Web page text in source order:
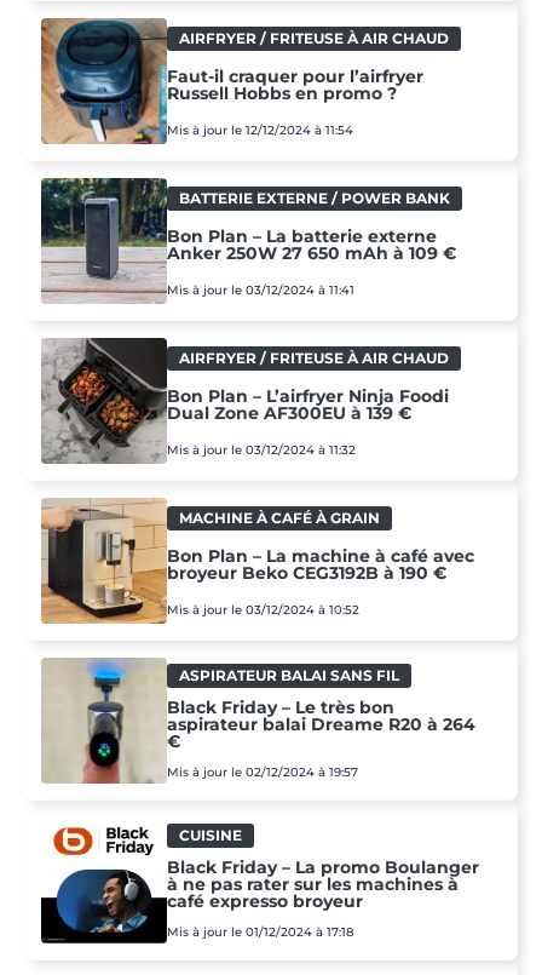
AIRFRYER / FRITEUSE À AIR CHAUD
Faut-il craquer pour l’airfryer
Russell Hobbs en promo ?
Mis à jour le 12/12/2024 à 11:54
BATTERIE EXTERNE / POWER BANK
Bon Plan – La batterie externe
Anker 250W 27 650 mAh à 109 €
Mis à jour le 03/12/2024 à 11:41
AIRFRYER / FRITEUSE À AIR CHAUD
Bon Plan – L’airfryer Ninja Foodi
Dual Zone AF300EU à 139 €
Mis à jour le 03/12/2024 à 11:32
MACHINE À CAFÉ À GRAIN
Bon Plan – La machine à café avec
broyeur Beko CEG3192B à 190 €
Mis à jour le 03/12/2024 à 10:52
ASPIRATEUR BALAI SANS FIL
Black Friday – Le très bon
aspirateur balai Dreame R20 à 264
€
Mis à jour le 02/12/2024 à 19:57
CUISINE
Black Friday – La promo Boulanger
à ne pas rater sur les machines à
café expresso broyeur
Mis à jour le 01/12/2024 à 17:18